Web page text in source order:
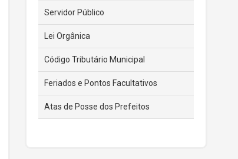
Servidor Público
Lei Orgânica
Código Tributário Municipal
Feriados e Pontos Facultativos
Atas de Posse dos Prefeitos